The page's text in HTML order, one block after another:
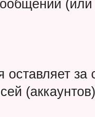
оставляет